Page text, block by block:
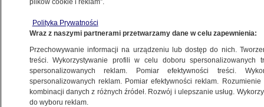
marynarzy. Kijów: wykonywali zadanie
służbowe
27.11.2018, 11:51
Udostępnij
plików cookie i reklam”.
Polityka Prywatności
Wraz z naszymi partnerami przetwarzamy dane w celu zapewnienia:
Przechowywanie informacji na urządzeniu lub dostęp do nich.
treści. Wykorzystywanie profili w celu doboru spersonalizowanych
spersonalizowanych reklam. Pomiar efektywności treści.
spersonalizowanych reklam. Pomiar efektywności reklam.
kombinacji danych z różnych źródeł. Rozwój i ulepszanie usług.
do wyboru reklam.